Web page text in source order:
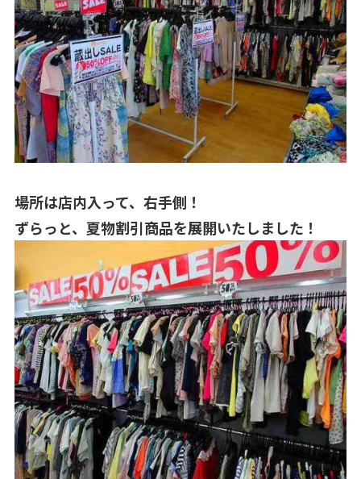
場所は店内入って、右手側！
ずらっと、夏物割引商品を展開いたしました！